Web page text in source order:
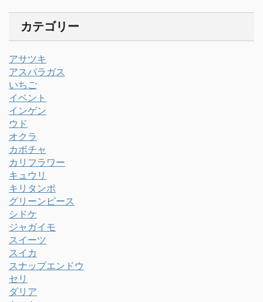
カテゴリー
アサツキ
アスパラガス
いちご
イベント
インゲン
ウド
オクラ
カボチャ
カリフラワー
キュウリ
キリタンポ
グリーンピース
シドケ
ジャガイモ
スイーツ
スイカ
スナップエンドウ
セリ
ダリア